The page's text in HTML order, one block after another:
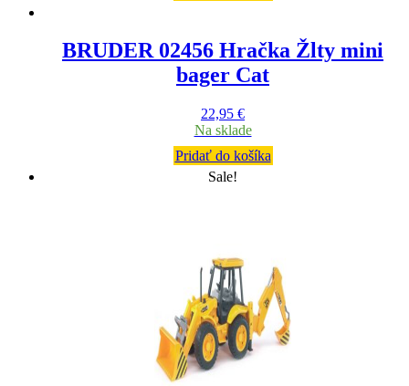
BRUDER 02456 Hračka Žlty mini
bager Cat
22,95 €
Na sklade
Pridať do košíka
Sale!